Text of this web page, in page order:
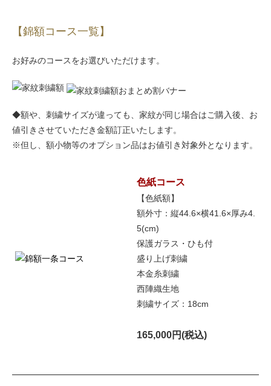
【錦額コース一覧】
お好みのコースをお選びいただけます。
◆額や、刺繍サイズが違っても、家紋が同じ場合はご購入後、お
値引きさせていただき金額訂正いたします。
※但し、額小物等のオプション品はお値引き対象外となります。
色紙コース
【色紙額】
額外寸：縦44.6×横41.6×厚み4.
5(cm)
保護ガラス・ひも付
盛り上げ刺繍
本金糸刺繍
西陣織生地
刺繍サイズ：18cm
165,000円(税込)